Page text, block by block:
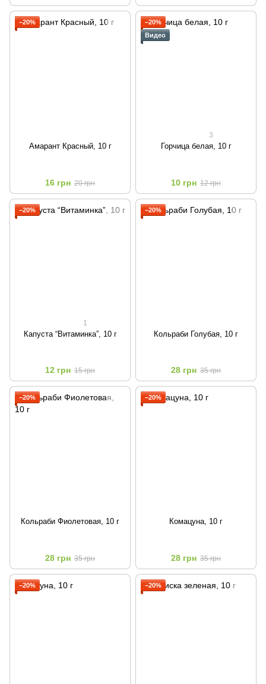
−20%
Амарант Красный, 10 г
16 грн 20 грн
−20%
Видео
3
Горчица белая, 10 г
10 грн 12 грн
−20%
1
Капуста “Витаминка”, 10 г
12 грн 15 грн
−20%
Кольраби Голубая, 10 г
28 грн 35 грн
−20%
Кольраби Фиолетовая, 10 г
28 грн 35 грн
−20%
Комацуна, 10 г
28 грн 35 грн
−20% −20%